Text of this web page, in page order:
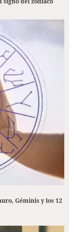
Géminis y los 12